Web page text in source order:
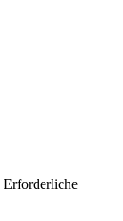
Erforderliche